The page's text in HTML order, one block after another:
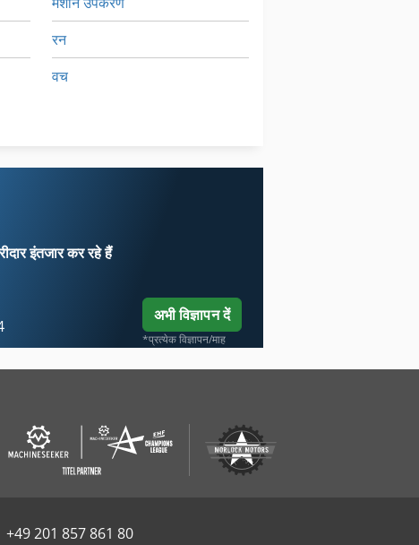
रन
वच
इंतजार कर रहे हैं
अभी विज्ञापन दें
*प्रत्येक विज्ञापन/माह
+49 201 857 861 80